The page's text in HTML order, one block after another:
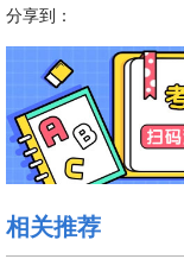
分享到：
相关推荐